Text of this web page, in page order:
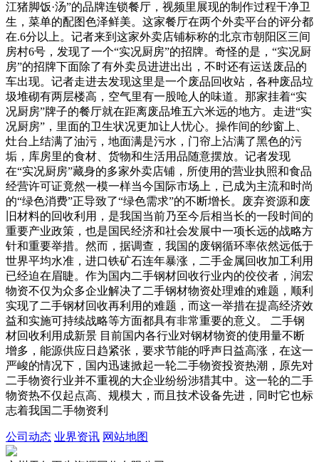
江猪脚饭·汤”的品牌连锁餐厅，视频里展现的制作过程干净卫
生，菜单的配图色泽鲜美。这家餐厅在两个外卖平台的评分都
在.6分以上。记者来到这家外卖店铺标称的北京市朝阳区三间
房村6号，发现了一个“实况厨房”的招牌。奇怪的是，“实况厨
房”的招牌下面除了有外卖员进进出出，不时还有运送废品的
车出现。记者走进去发现这里是一个废品回收站，各种废品垃
圾堆砌有两层楼高，空气里有一股呛人的味道。那家挂着“实
况厨房”牌子的餐厅就在距离废品堆五六米远的地方。走进“实
况厨房”，里面的卫生状况更加让人忧心。操作间的纱窗上、
灶台上结满了油污，地面满是污水，门帘上沾满了黑色的污
垢，库房里的食材、货物和生活用品随意摆放。记者发现
在“实况厨房”藏身的多家外卖店铺，所使用的营业执照和食品
经营许可证竟然一模一样当今国际市场上，已成为主流和时尚
的“绿色消费”正导致了“绿色需求”的不断增长。废弃资源和废
旧材料的回收利用，是我国当前乃至今后相当长的一段时间的
重要产业政策，也是国民经济和社会发展中一项长远的战略方
针和重要举措。然而，据调查，我国的废钢循环率依然远低于
世界平均水准，进口铁矿石连年暴涨，二手金属回收加工利用
已经迫在眉睫。作为国内二手钢材回收行业内的佼佼者，润宏
物资不仅为众多企业解决了二手钢材物资处理难的难题，顺利
实现了二手钢材回收再利用的难题，而这一举措在提高经济效
益和实施可持续战略等方面都具有非常重要的意义。 二手钢
材回收利用成新景 目前国内各行业对钢材物资的使用量不断
增多，能源供应日趋紧张，要求节能的呼声日益高涨，在这一
严峻的情况下，国内迅速掀起一轮二手物资投资热潮，原先对
二手物资行业并不重视的大企业纷纷涉猎其中。这一轮的二手
物资热不仅起点高、规模大，而且技术设备先进，同时它也标
志着我国二手物资利
公司动态 业界资讯 网站地图